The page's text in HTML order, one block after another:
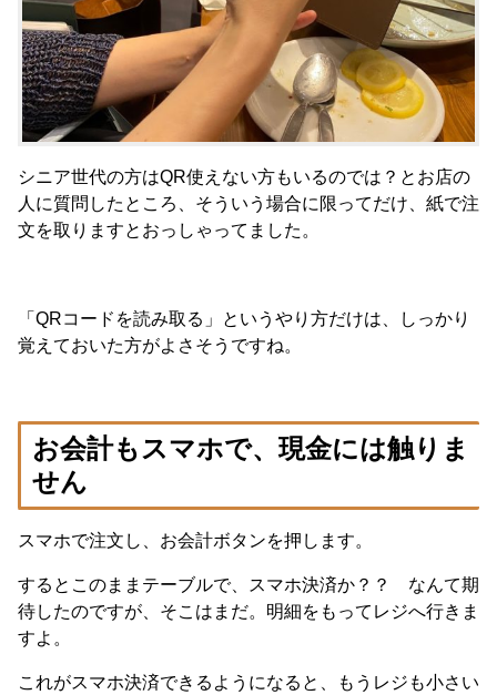
シニア世代の方はQR使えない方もいるのでは？とお店の
人に質問したところ、そういう場合に限ってだけ、紙で注
文を取りますとおっしゃってました。
「QRコードを読み取る」というやり方だけは、しっかり
覚えておいた方がよさそうですね。
お会計もスマホで、現金には触りま
せん
スマホで注文し、お会計ボタンを押します。
するとこのままテーブルで、スマホ決済か？？ なんて期
待したのですが、そこはまだ。明細をもってレジへ行きま
すよ。
これがスマホ決済できるようになると、もうレジも小さい